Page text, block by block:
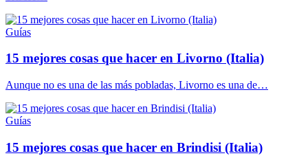
Guías
15 mejores cosas que hacer en Livorno (Italia)
Aunque no es una de las más pobladas, Livorno es una de…
Guías
15 mejores cosas que hacer en Brindisi (Italia)